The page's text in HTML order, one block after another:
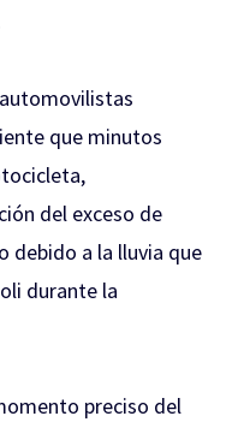
que minutos
del exceso de
debido a la lluvia que
durante la
preciso del